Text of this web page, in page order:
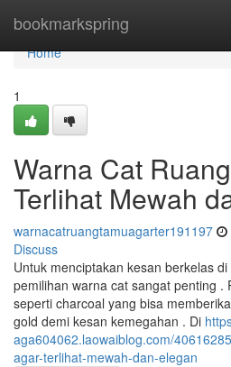
bookmarkspring
Home
Home
1
Warna Cat
Terlihat Mewah
warnacatruangtamuagarter191197
Discuss
Untuk menciptakan kesan berkelas
pemilihan warna cat sangat penting .
seperti charcoal yang bisa
gold demi kesan kemegahan . Di
aga604062.laowaiblog.com/
agar-terlihat-mewah-dan-elegan